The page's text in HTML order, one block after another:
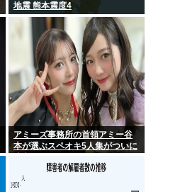
地震 熊本震度4
アミーズ事務所の首領アミー谷
本が選ぶスペオキ5人集がついに